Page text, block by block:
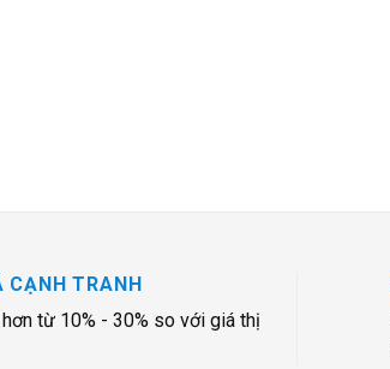
CẠNH TRANH
từ 10% - 30% so với giá thị